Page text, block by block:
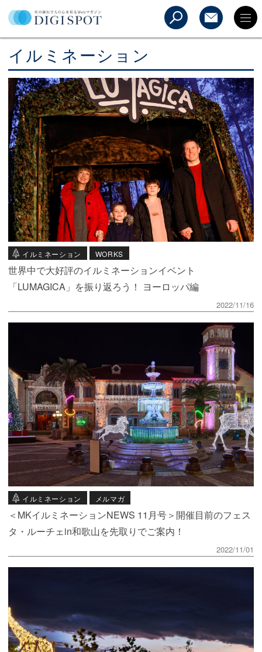
イルミネーション
イルミネーション WORKS
世界中で大好評のイルミネーションイベント
「LUMAGICA」を振り返ろう！ ヨーロッパ編
2022/11/16
イルミネーション メルマガ
＜MKイルミネーションNEWS 11月号＞開催目前のフェス
タ・ルーチェin和歌山を先取りでご案内！
2022/11/01